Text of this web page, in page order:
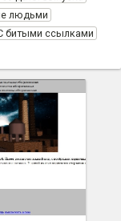
людьми
битыми ссылками